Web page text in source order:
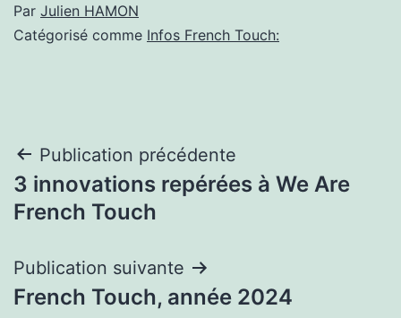
Par Julien HAMON
Catégorisé comme Infos French Touch:
Navigation
de
Publication précédente
3 innovations repérées à We Are
French Touch
Publication suivante
French Touch, année 2024